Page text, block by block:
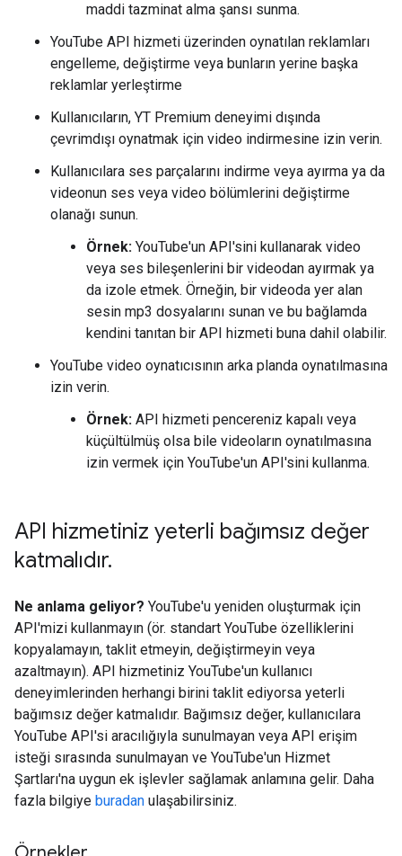
maddi tazminat alma şansı sunma.
YouTube API hizmeti üzerinden oynatılan reklamları
engelleme, değiştirme veya bunların yerine başka
reklamlar yerleştirme
Kullanıcıların, YT Premium deneyimi dışında
çevrimdışı oynatmak için video indirmesine izin verin.
Kullanıcılara ses parçalarını indirme veya ayırma ya da
videonun ses veya video bölümlerini değiştirme
olanağı sunun.
Örnek: YouTube'un API'sini kullanarak video
veya ses bileşenlerini bir videodan ayırmak ya
da izole etmek. Örneğin, bir videoda yer alan
sesin mp3 dosyalarını sunan ve bu bağlamda
kendini tanıtan bir API hizmeti buna dahil olabilir.
YouTube video oynatıcısının arka planda oynatılmasına
izin verin.
Örnek: API hizmeti pencereniz kapalı veya
küçültülmüş olsa bile videoların oynatılmasına
izin vermek için YouTube'un API'sini kullanma.
API hizmetiniz yeterli bağımsız değer
katmalıdır.
Ne anlama geliyor? YouTube'u yeniden oluşturmak için
API'mizi kullanmayın (ör. standart YouTube özelliklerini
kopyalamayın, taklit etmeyin, değiştirmeyin veya
azaltmayın). API hizmetiniz YouTube'un kullanıcı
deneyimlerinden herhangi birini taklit ediyorsa yeterli
bağımsız değer katmalıdır. Bağımsız değer, kullanıcılara
YouTube API'si aracılığıyla sunulmayan veya API erişim
isteği sırasında sunulmayan ve YouTube'un Hizmet
Şartları'na uygun ek işlevler sağlamak anlamına gelir. Daha
fazla bilgiye buradan ulaşabilirsiniz.